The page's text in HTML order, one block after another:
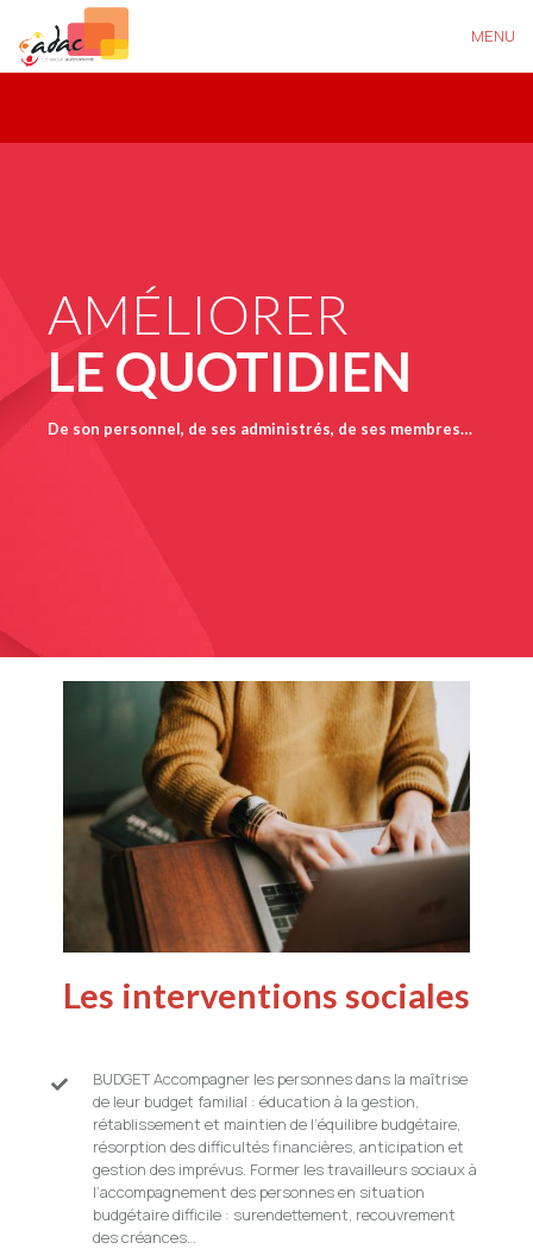
MENU
AMÉLIORER
LE QUOTIDIEN
De son personnel, de ses administrés, de ses membres…
Les interventions sociales
BUDGET Accompagner les personnes dans la maîtrise
de leur budget familial : éducation à la gestion,
rétablissement et maintien de l’équilibre budgétaire,
résorption des difficultés financières, anticipation et
gestion des imprévus. Former les travailleurs sociaux à
l’accompagnement des personnes en situation
budgétaire difficile : surendettement, recouvrement
des créances…